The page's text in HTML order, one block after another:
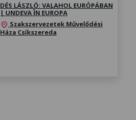
DÉS LÁSZLÓ: VALAHOL EURÓPÁBAN
| UNDEVA ÎN EUROPA
location_on Szakszervezetek Művelődési
Háza Csíkszereda